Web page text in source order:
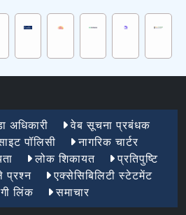
अधिकारी
वेब सूचना प्रबंधक
पॉलिसी
नागरिक चार्टर
लोक शिकायत
प्रतिपुष्टि
प्रश्न
एक्सेसिबिलिटी स्टेटमेंट
लिंक
समाचार